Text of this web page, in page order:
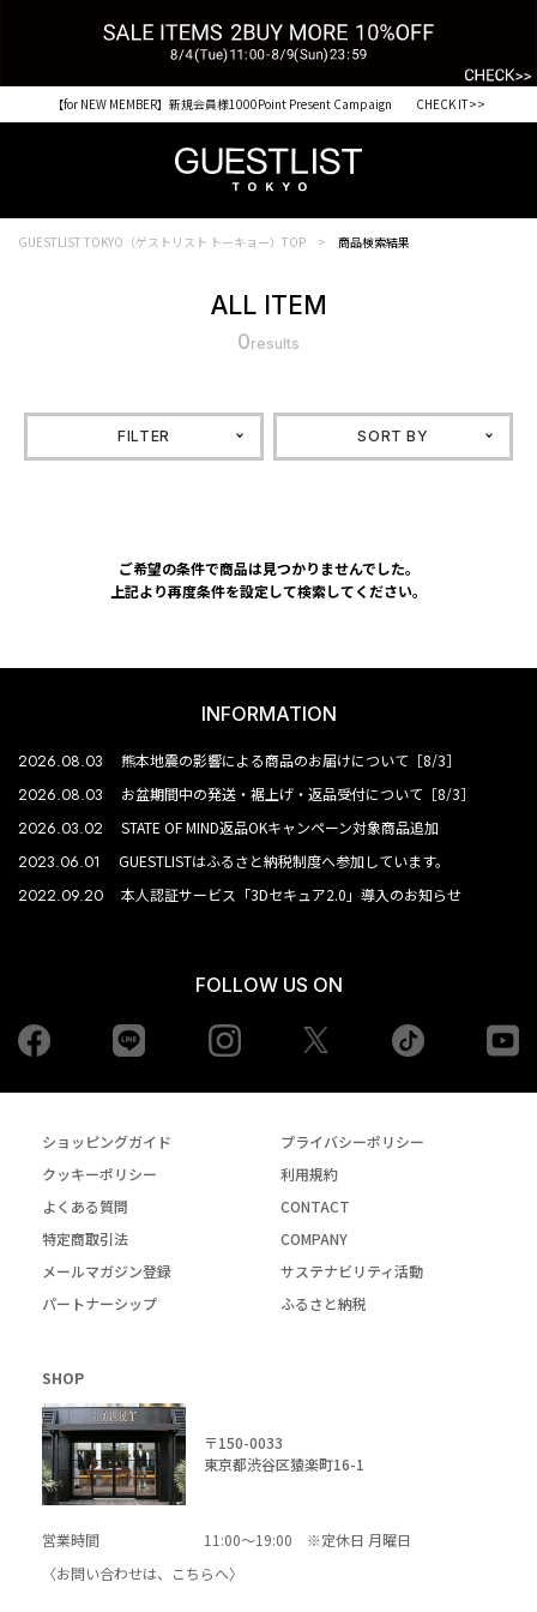
【for NEW MEMBER】新規会員様1000Point Present Campaign CHECK IT>>
GUESTLIST TOKYO（ゲストリスト トーキョー）TOP 商品検索結果
ALL ITEM
0results
FILTER SORT BY
ご希望の条件で商品は見つかりませんでした。
上記より再度条件を設定して検索してください。
INFORMATION
2026.08.03 熊本地震の影響による商品のお届けについて［8/3］
2026.08.03 お盆期間中の発送・裾上げ・返品受付について［8/3］
2026.03.02 STATE OF MIND返品OKキャンペーン対象商品追加
2023.06.01 GUESTLISTはふるさと納税制度へ参加しています。
2022.09.20 本人認証サービス「3Dセキュア2.0」導入のお知らせ
FOLLOW US ON
Facebook Instagram tiktok
ショッピングガイド
プライバシーポリシー
クッキーポリシー
利用規約
よくある質問
CONTACT
特定商取引法
COMPANY
メールマガジン登録
サステナビリティ活動
パートナーシップ
ふるさと納税
SHOP
〒150-0033
東京都渋谷区猿楽町16-1
営業時間
11:00～19:00 ※定休日 月曜日
〈お問い合わせは、
こちらへ〉